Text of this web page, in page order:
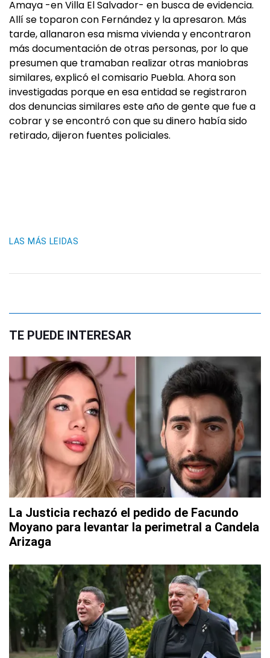
Amaya -en Villa El Salvador- en busca de evidencia.
Allí se toparon con Fernández y la apresaron. Más
tarde, allanaron esa misma vivienda y encontraron
más documentación de otras personas, por lo que
presumen que tramaban realizar otras maniobras
similares, explicó el comisario Puebla. Ahora son
investigadas porque en esa entidad se registraron
dos denuncias similares este año de gente que fue a
cobrar y se encontró con que su dinero había sido
retirado, dijeron fuentes policiales.
LAS MÁS LEIDAS
TE PUEDE INTERESAR
La Justicia rechazó el pedido de Facundo
Moyano para levantar la perimetral a Candela
Arizaga